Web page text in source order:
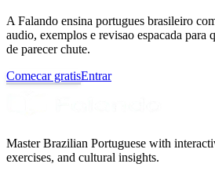
A Falando ensina portugues brasileiro
audio, exemplos e revisao espacada para
de parecer chute.
Comecar gratisEntrar
Master Brazilian Portuguese with
exercises, and cultural insights.